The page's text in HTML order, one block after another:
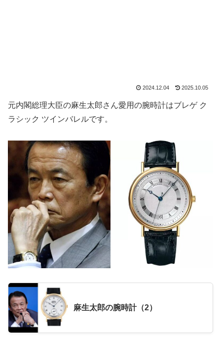
2024.12.04 2025.10.05
元内閣総理大臣の麻生太郎さん愛用の腕時計はブレゲ ク
ラシック ツインバレルです。
麻生太郎の腕時計（2）